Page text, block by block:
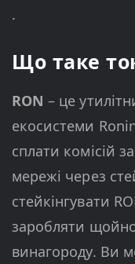
.
Що таке
RON– це
екосистеми
сплати комісій
мережі через
стейкінгувати
заробляти
винагороду. Ви